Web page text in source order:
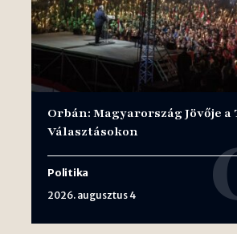
Orbán: Magyarország Jövője a
Választásokon
Politika
2026. augusztus 4